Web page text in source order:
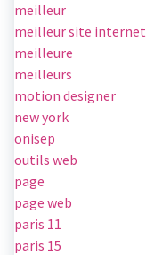
meilleur
meilleur site internet
meilleure
meilleurs
motion designer
new york
onisep
outils web
page
page web
paris 11
paris 15